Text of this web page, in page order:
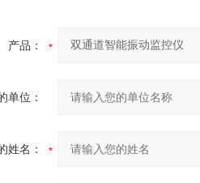
产品：
单位：
姓名：